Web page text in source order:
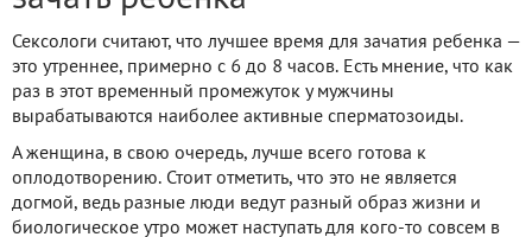
Сексологи считают, что лучшее время для зачатия ребенка —
это утреннее, примерно с 6 до 8 часов. Есть мнение, что как
раз в этот временный промежуток у мужчины
вырабатываются наиболее активные сперматозоиды.
А женщина, в свою очередь, лучше всего готова к
оплодотворению. Стоит отметить, что это не является
догмой, ведь разные люди ведут разный образ жизни и
биологическое утро может наступать для кого-то совсем в